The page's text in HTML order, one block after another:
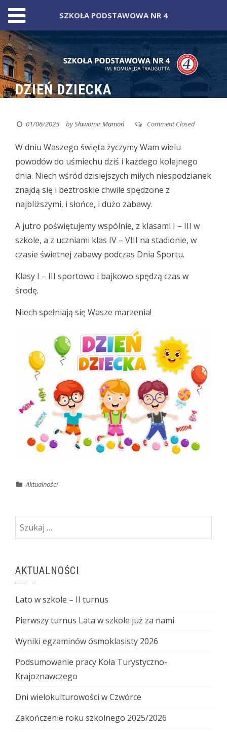
Skip
to
content
DZIEŃ DZIECKA
01/06/2025 bySławomir Mamoń Comment Closed
W dniu Waszego święta życzymy Wam wielu
powodów do uśmiechu dziś i każdego kolejnego
dnia. Niech wśród dzisiejszych miłych niespodzianek
znajdą się i beztroskie chwile spędzone z
najbliższymi, i słońce, i dużo zabawy.
A jutro poświętujemy wspólnie, z klasami I – III w
szkole, a z uczniami klas IV – VIII na stadionie, w
czasie świetnej zabawy podczas Dnia Sportu.
Klasy I – III sportowo i bajkowo spędzą czas w
środę.
Niech spełniają się Wasze marzenia!
Aktualności
Szukaj:
AKTUALNOŚCI
Lato w szkole – II turnus
Pierwszy turnus Lata w szkole już za nami
Wyniki egzaminów ósmoklasisty 2026
Podsumowanie pracy Koła Turystyczno-
Krajoznawczego
Dni wielokulturowości w Czwórce
Zakończenie roku szkolnego 2025/2026
SZKOŁA PODSTAWOWA NR 4